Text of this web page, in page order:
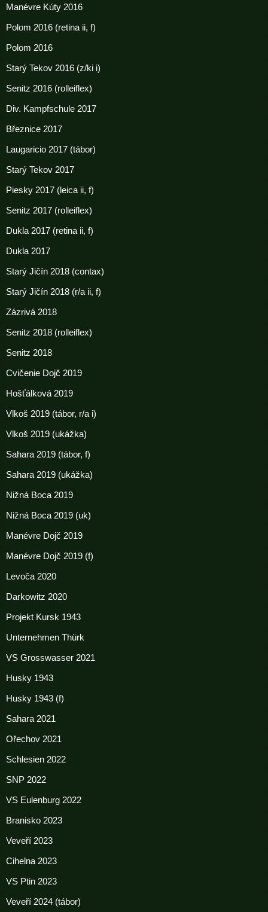
Manévre Kúty 2016
Polom 2016 (retina ii, f)
Polom 2016
Starý Tekov 2016 (z/ki i)
Senitz 2016 (rolleiflex)
Div. Kampfschule 2017
Březnice 2017
Laugaricio 2017 (tábor)
Starý Tekov 2017
Piesky 2017 (leica ii, f)
Senitz 2017 (rolleiflex)
Dukla 2017 (retina ii, f)
Dukla 2017
Starý Jičín 2018 (contax)
Starý Jičín 2018 (r/a ii, f)
Zázrivá 2018
Senitz 2018 (rolleiflex)
Senitz 2018
Cvičenie Dojč 2019
Hošťálková 2019
Vlkoš 2019 (tábor, r/a i)
Vlkoš 2019 (ukážka)
Sahara 2019 (tábor, f)
Sahara 2019 (ukážka)
Nižná Boca 2019
Nižná Boca 2019 (uk)
Manévre Dojč 2019
Manévre Dojč 2019 (f)
Levoča 2020
Darkowitz 2020
Projekt Kursk 1943
Unternehmen Thürk
VS Grosswasser 2021
Husky 1943
Husky 1943 (f)
Sahara 2021
Ořechov 2021
Schlesien 2022
SNP 2022
VS Eulenburg 2022
Branisko 2023
Veveří 2023
Cihelna 2023
VS Ptin 2023
Veveří 2024 (tábor)